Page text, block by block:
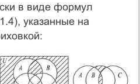
в виде формул
указанные на